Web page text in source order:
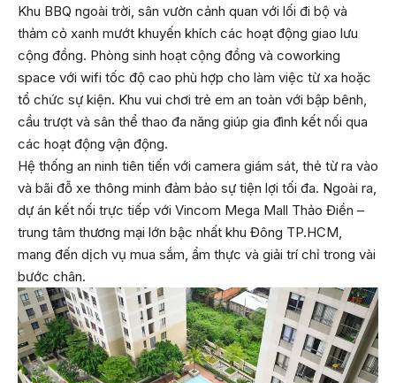
Khu BBQ ngoài trời, sân vườn cảnh quan với lối đi bộ và
thảm cỏ xanh mướt khuyến khích các hoạt động giao lưu
cộng đồng. Phòng sinh hoạt cộng đồng và coworking
space với wifi tốc độ cao phù hợp cho làm việc từ xa hoặc
tổ chức sự kiện. Khu vui chơi trẻ em an toàn với bập bênh,
cầu trượt và sân thể thao đa năng giúp gia đình kết nối qua
các hoạt động vận động.
Hệ thống an ninh tiên tiến với camera giám sát, thẻ từ ra vào
và bãi đỗ xe thông minh đảm bảo sự tiện lợi tối đa. Ngoài ra,
dự án kết nối trực tiếp với Vincom Mega Mall Thảo Điền –
trung tâm thương mại lớn bậc nhất khu Đông TP.HCM,
mang đến dịch vụ mua sắm, ẩm thực và giải trí chỉ trong vài
bước chân.